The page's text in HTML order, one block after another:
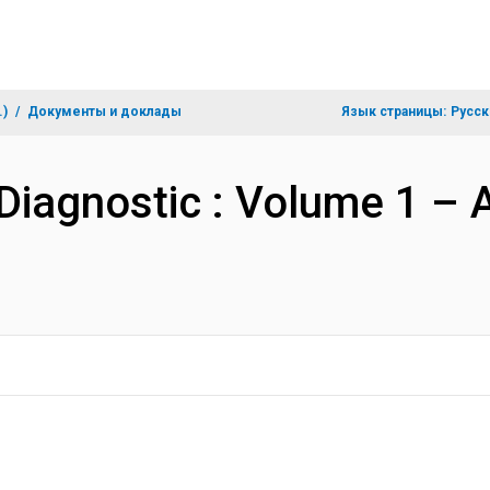
Документы и доклады Язык страницы:
: Volume 1 –